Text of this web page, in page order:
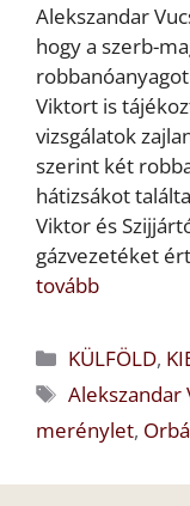
Alekszandar
hogy a szerb-
Viktort is
vizsgálatok
szerint két
hátizsákot
Viktor és
gázvezetéket
tovább
Kategória
KÜLFÖLD,
Címkék
Alekszandar
merénylet,